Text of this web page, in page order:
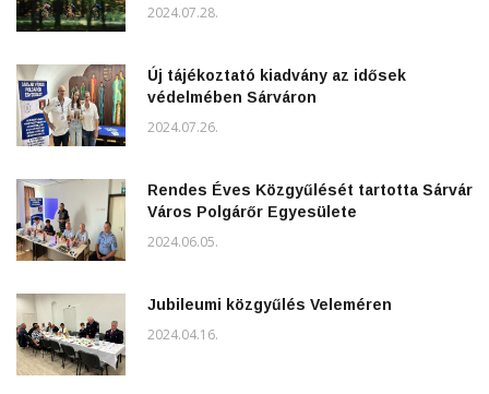
2024.07.28.
Új tájékoztató kiadvány az idősek
védelmében Sárváron
2024.07.26.
Rendes Éves Közgyűlését tartotta Sárvár
Város Polgárőr Egyesülete
2024.06.05.
Jubileumi közgyűlés Veleméren
2024.04.16.